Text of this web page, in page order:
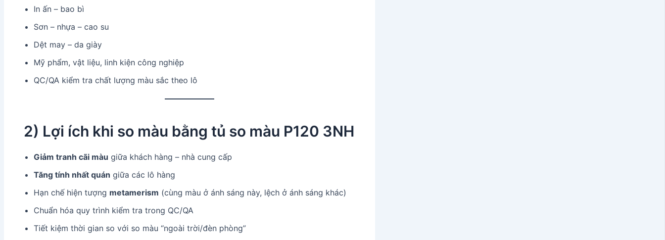
In ấn – bao bì
Sơn – nhựa – cao su
Dệt may – da giày
Mỹ phẩm, vật liệu, linh kiện công nghiệp
QC/QA kiểm tra chất lượng màu sắc theo lô
2) Lợi ích khi so màu bằng tủ so màu P120 3NH
Giảm tranh cãi màu giữa khách hàng – nhà cung cấp
Tăng tính nhất quán giữa các lô hàng
Hạn chế hiện tượng metamerism (cùng màu ở ánh sáng này, lệch ở ánh sáng khác)
Chuẩn hóa quy trình kiểm tra trong QC/QA
Tiết kiệm thời gian so với so màu “ngoài trời/đèn phòng”